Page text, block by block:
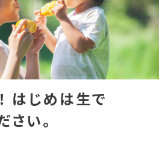
はじめは生で
さい。